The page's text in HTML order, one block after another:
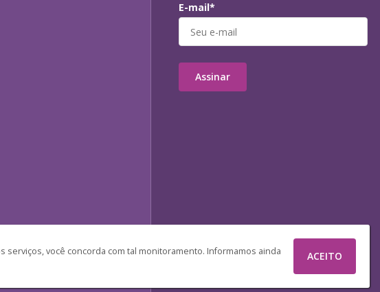
você concorda com tal monitoramento. Informamos ainda
ACEITO
E-mail*
Assinar